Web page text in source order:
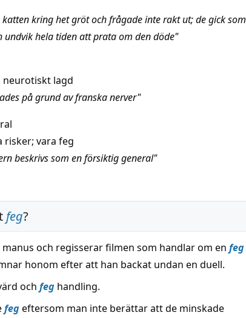
kring het gröt och frågade inte rakt ut; de gick som
hela tiden att prata om den döde"
neurotiskt lagd
på grund av franska nerver"
risker; vara feg
beskrivs som en försiktig general"
feg?
och regisserar filmen som handlar om en feg
honom efter att han backat undan en duell.
och feg handling.
fegeftersom man inte berättar att de minskade